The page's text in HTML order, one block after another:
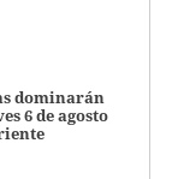
dominarán
6 de agosto